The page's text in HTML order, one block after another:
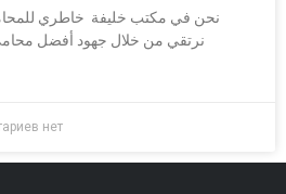
نحن في مكتب خليفة خاطري
نرتقي من خلال جهود أفضل محامي
нет